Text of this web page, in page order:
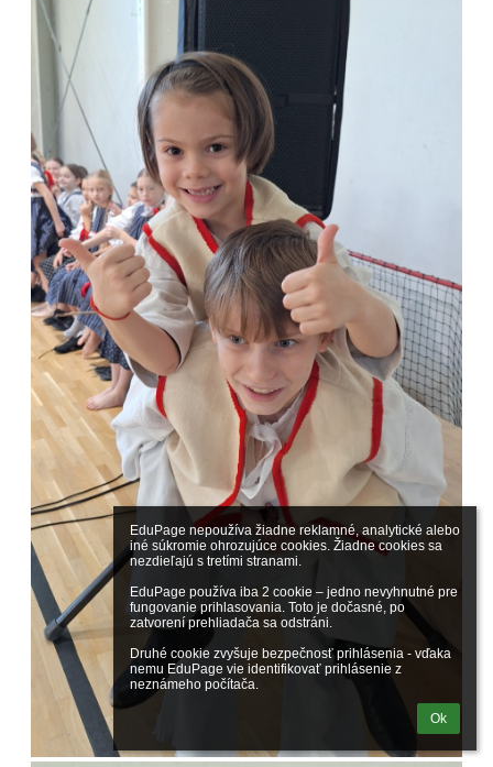
EduPage nepoužíva žiadne reklamné, analytické alebo
iné súkromie ohrozujúce cookies. Žiadne cookies sa
nezdieľajú s tretími stranami.
EduPage používa iba 2 cookie – jedno nevyhnutné pre
fungovanie prihlasovania. Toto je dočasné, po
zatvorení prehliadača sa odstráni.
Druhé cookie zvyšuje bezpečnosť prihlásenia - vďaka
nemu EduPage vie identifikovať prihlásenie z
neznámeho počítača.
Ok